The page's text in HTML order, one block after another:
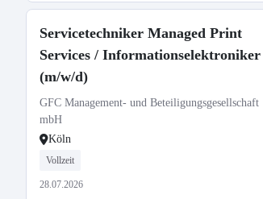
Servicetechniker Managed Print
Services / Informationselektroniker
(m/w/d)
GFC Management- und Beteiligungsgesellschaft
mbH
Köln
Vollzeit
28.07.2026